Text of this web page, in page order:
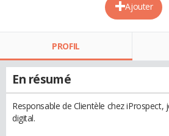
Ajouter
PROFIL
En résumé
Responsable de Clientèle chez iProspect,
digital.